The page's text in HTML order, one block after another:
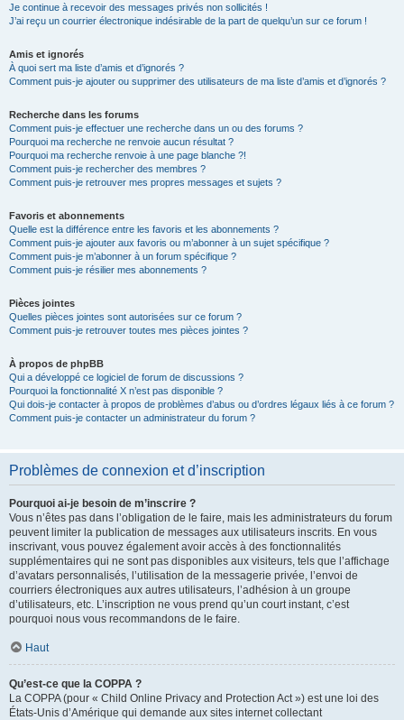
Je continue à recevoir des messages privés non sollicités !
J’ai reçu un courrier électronique indésirable de la part de quelqu’un sur ce forum !
Amis et ignorés
À quoi sert ma liste d’amis et d’ignorés ?
Comment puis-je ajouter ou supprimer des utilisateurs de ma liste d’amis et d’ignorés ?
Recherche dans les forums
Comment puis-je effectuer une recherche dans un ou des forums ?
Pourquoi ma recherche ne renvoie aucun résultat ?
Pourquoi ma recherche renvoie à une page blanche ?!
Comment puis-je rechercher des membres ?
Comment puis-je retrouver mes propres messages et sujets ?
Favoris et abonnements
Quelle est la différence entre les favoris et les abonnements ?
Comment puis-je ajouter aux favoris ou m’abonner à un sujet spécifique ?
Comment puis-je m’abonner à un forum spécifique ?
Comment puis-je résilier mes abonnements ?
Pièces jointes
Quelles pièces jointes sont autorisées sur ce forum ?
Comment puis-je retrouver toutes mes pièces jointes ?
À propos de phpBB
Qui a développé ce logiciel de forum de discussions ?
Pourquoi la fonctionnalité X n’est pas disponible ?
Qui dois-je contacter à propos de problèmes d’abus ou d’ordres légaux liés à ce forum ?
Comment puis-je contacter un administrateur du forum ?
Problèmes de connexion et d’inscription
Pourquoi ai-je besoin de m’inscrire ?
Vous n’êtes pas dans l’obligation de le faire, mais les administrateurs du forum
peuvent limiter la publication de messages aux utilisateurs inscrits. En vous
inscrivant, vous pouvez également avoir accès à des fonctionnalités
supplémentaires qui ne sont pas disponibles aux visiteurs, tels que l’affichage
d’avatars personnalisés, l’utilisation de la messagerie privée, l’envoi de
courriers électroniques aux autres utilisateurs, l’adhésion à un groupe
d’utilisateurs, etc. L’inscription ne vous prend qu’un court instant, c’est
pourquoi nous vous recommandons de le faire.
Haut
Qu’est-ce que la COPPA ?
La COPPA (pour « Child Online Privacy and Protection Act ») est une loi des
États-Unis d’Amérique qui demande aux sites internet collectant